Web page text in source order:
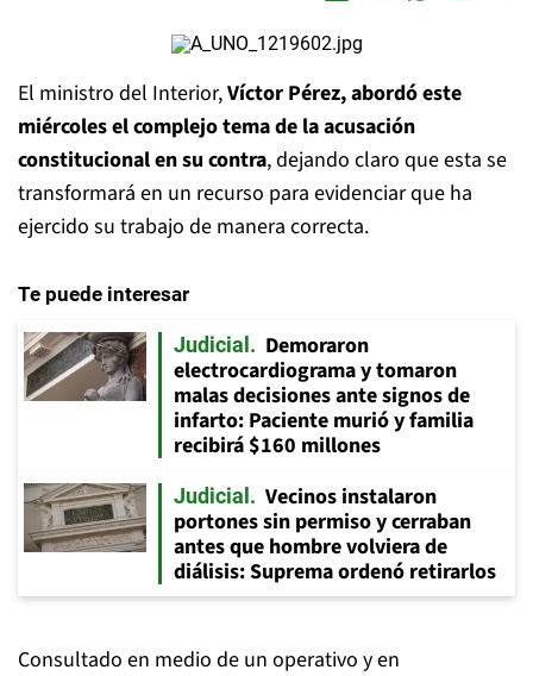
El ministro del Interior,Víctor Pérez, abordó este
miércoles el complejo tema de la acusación
constitucional en su contra, dejando claro que esta se
transformará en un recurso para evidenciar que ha
ejercido su trabajo de manera correcta.
Te puede interesar
Judicial
Demoraron
electrocardiograma y tomaron
malas decisiones ante signos de
infarto: Paciente murió y familia
recibirá $160 millones
Judicial
Vecinos instalaron
portones sin permiso y cerraban
antes que hombre volviera de
diálisis: Suprema ordenó retirarlos
Consultado en medio de un operativo y en